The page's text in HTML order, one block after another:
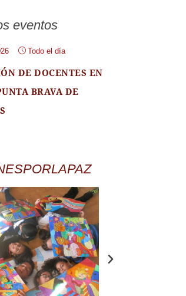
eventos
Todo el día
DE DOCENTES EN
BRAVA DE